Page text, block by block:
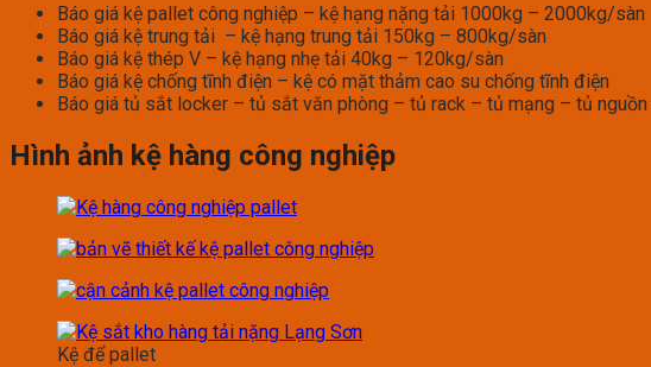
Báo giá kệ pallet công nghiệp – kệ hạng nặng tải 1000kg – 2000kg/sàn
Báo giá kệ trung tải – kệ hạng trung tải 150kg – 800kg/sàn
Báo giá kệ thép V – kệ hạng nhẹ tải 40kg – 120kg/sàn
Báo giá kệ chống tĩnh điện – kệ có mặt thảm cao su chống tĩnh điện
Báo giá tủ sắt locker – tủ sắt văn phòng – tủ rack – tủ mạng – tủ
Hình ảnh kệ hàng công nghiệp
Kệ để pallet